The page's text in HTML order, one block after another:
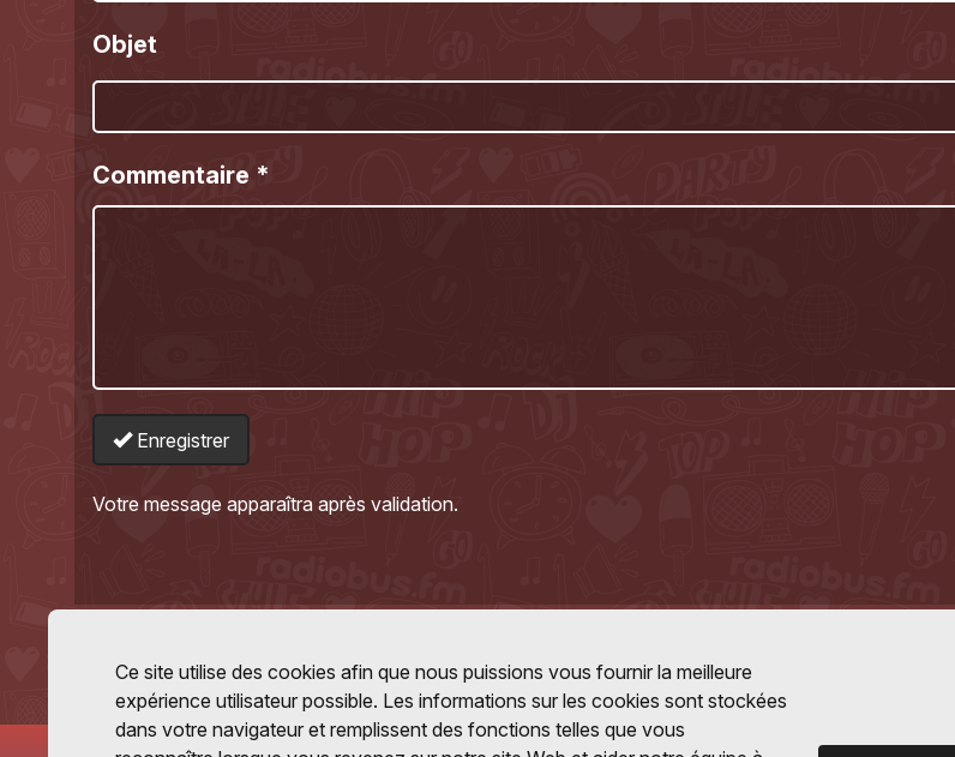
Objet
Commentaire *
Enregistrer
Votre message apparaîtra après validation.
Ce site utilise des cookies afin que nous puissions vous fournir la meilleure
expérience utilisateur possible. Les informations sur les cookies sont stockées
dans votre navigateur et remplissent des fonctions telles que vous